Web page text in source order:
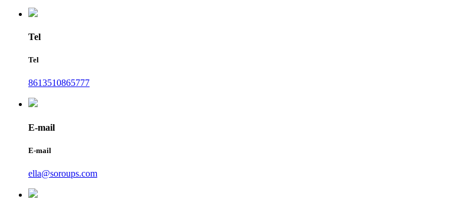
Tel
Tel
8613510865777
E-mail
E-mail
ella@soroups.com